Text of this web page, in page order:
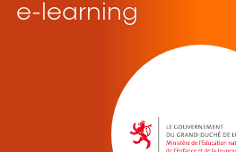
e-learning